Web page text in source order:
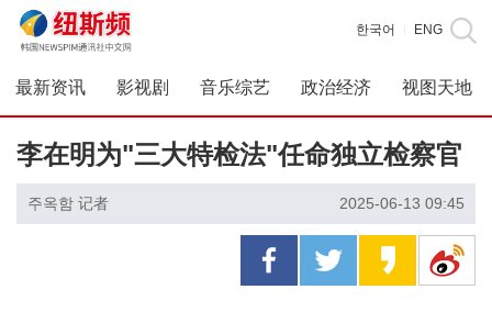
한국어 ENG
最新资讯 影视剧 音乐综艺 政治经济 视图天地
李在明为"三大特检法"任命独立检察官
주옥함 记者 2025-06-13 09:45